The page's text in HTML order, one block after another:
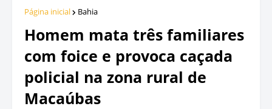
Página inicial Bahia
Homem mata três familiares
com foice e provoca caçada
policial na zona rural de
Macaúbas